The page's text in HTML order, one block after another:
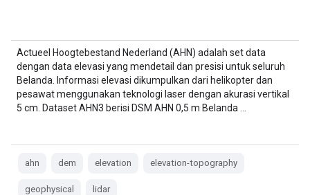
Actueel Hoogtebestand Nederland (AHN) adalah set data
dengan data elevasi yang mendetail dan presisi untuk seluruh
Belanda. Informasi elevasi dikumpulkan dari helikopter dan
pesawat menggunakan teknologi laser dengan akurasi vertikal
5 cm. Dataset AHN3 berisi DSM AHN 0,5 m Belanda …
ahn dem elevation elevation-topography
geophysical lidar